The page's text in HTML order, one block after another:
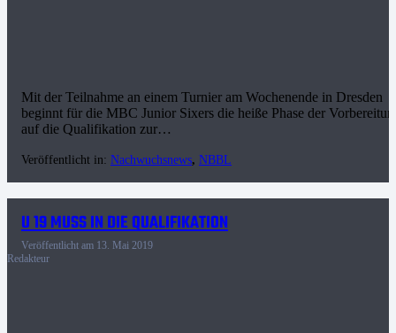
Mit der Teilnahme an einem Turnier am Wochenende in Dresden
beginnt für die MBC Junior Sixers die heiße Phase der
auf die Qualifikation zur…
Veröffentlicht in: Nachwuchsnews, NBBL
U 19 MUSS IN DIE QUALIFIKATION
Veröffentlicht am 13. Mai 2019
Redakteur